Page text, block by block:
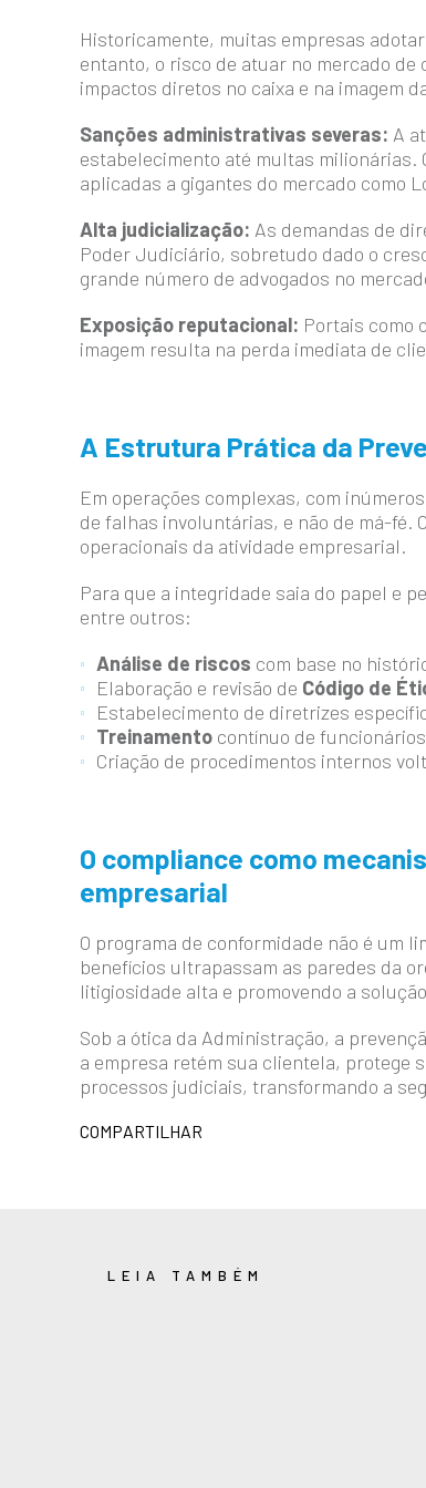
Historicamente, muitas empresas
entanto, o risco de atuar no mercado de
impactos diretos no caixa e na imagem
Sanções administrativas severas: A
estabelecimento até multas milionárias.
aplicadas a gigantes do mercado como
Alta judicialização: As demandas de
Poder Judiciário, sobretudo dado o
grande número de advogados no
Exposição reputacional: Portais como o
imagem resulta na perda imediata de
A Estrutura Prática da
Em operações complexas, com
de falhas involuntárias, e não de má-fé.
operacionais da atividade empresarial.
Para que a integridade saia do papel e
entre outros:
Análise de riscos com base no
Elaboração e revisão de Código de
Estabelecimento de diretrizes
Treinamento contínuo de
Criação de procedimentos internos
O compliance como
empresarial
O programa de conformidade não é um
benefícios ultrapassam as paredes da
litigiosidade alta e promovendo a
Sob a ótica da Administração, a
a empresa retém sua clientela, protege
processos judiciais, transformando a
COMPARTILHAR
LEIA TAMBÉM